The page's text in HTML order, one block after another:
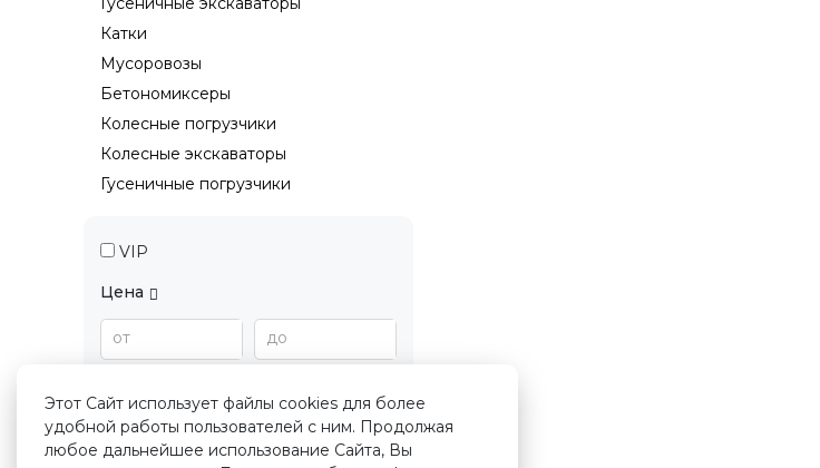
Катки
Мусоровозы
Бетономиксеры
Колесные погрузчики
Колесные экскаваторы
Гусеничные погрузчики
VIP
Цена
от до
Применить
Этот Сайт использует файлы cookies для более
удобной работы пользователей с ним. Продолжая
любое дальнейшее использование Сайта, Вы